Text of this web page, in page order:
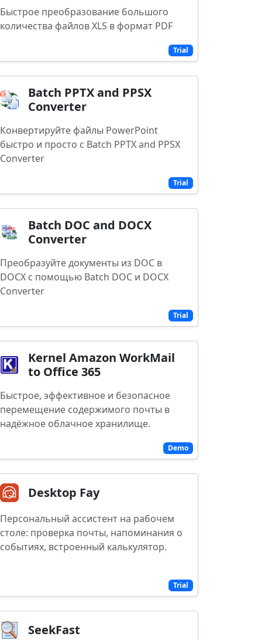
Trial
Быстрое преобразование большого
количества файлов XLS в формат PDF
Trial
Batch PPTX and PPSX
Converter
Конвертируйте файлы PowerPoint
быстро и просто с Batch PPTX and PPSX
Converter
Trial
Batch DOC and DOCX
Converter
Преобразуйте документы из DOC в
DOCX с помощью Batch DOC и DOCX
Converter
Demo
Kernel Amazon WorkMail
to Office 365
Быстрое, эффективное и безопасное
перемещение содержимого почты в
надёжное облачное хранилище.
Trial
Desktop Fay
Персональный ассистент на рабочем
столе: проверка почты, напоминания о
событиях, встроенный калькулятор.
SeekFast